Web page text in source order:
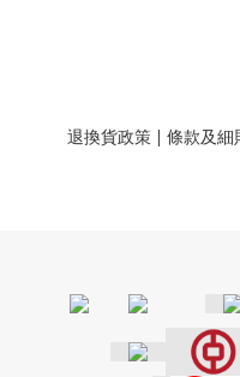
退換貨政策| 條款及細